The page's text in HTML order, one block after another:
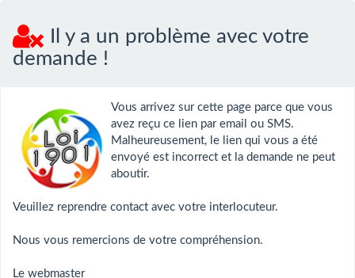
Il y a un problème avec votre
demande !
Vous arrivez sur cette page parce que vous
avez reçu ce lien par email ou SMS.
Malheureusement, le lien qui vous a été
envoyé est incorrect et la demande ne peut
aboutir.
Veuillez reprendre contact avec votre interlocuteur.
Nous vous remercions de votre compréhension.
Le webmaster